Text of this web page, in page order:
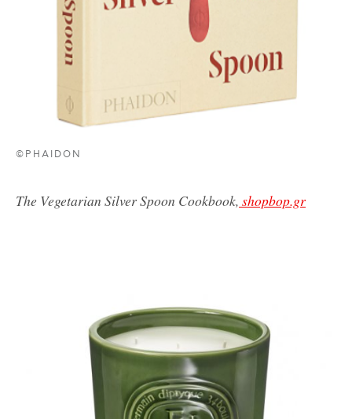
©PHAIDON
The Vegetarian Silver Spoon Cookbook, shopbop.gr